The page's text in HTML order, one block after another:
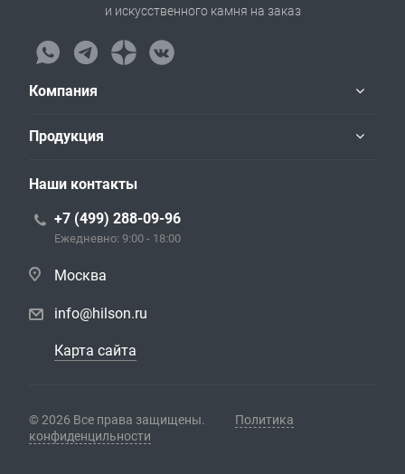
и искусственного камня на заказ
Компания
Продукция
Наши контакты
+7 (499) 288-09-96
Ежедневно: 9:00 - 18:00
Москва
info@hilson.ru
Карта сайта
© 2026 Все права защищены.
Политика
конфиденцильности